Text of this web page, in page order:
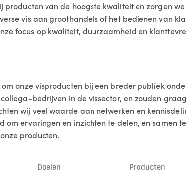
van de hoogste kwaliteit en zorgen
vis aan groothandels of het bedienen van
focus op kwaliteit, duurzaamheid en
onze visproducten bij een breder publiek
bedrijven in de vissector, en zouden
wij veel waarde aan netwerken en
om ervaringen en inzichten te delen, en samen
producten.
Doelen Producten